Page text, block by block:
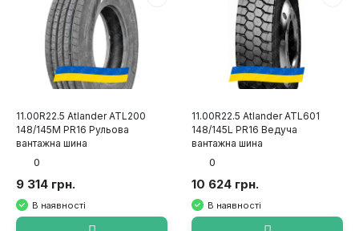
11.00R22.5 Atlander ATL200
148/145M PR16 Рульова
вантажна шина
0
9 314 грн.
В наявності
11.00R22.5 Atlander ATL601
148/145L PR16 Ведуча
вантажна шина
0
10 624 грн.
В наявності